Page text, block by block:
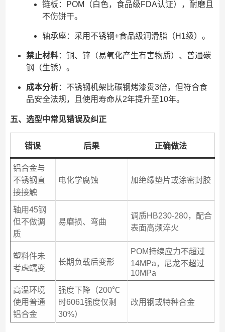
链板：POM（白色，食品级FDA认证），耐磨且
不伤饼干。
轴承座：采用不锈钢+食品级润滑脂（H1级）。
禁止材料：铜、锌（易氧化产生有害物质）、普通碳
钢（生锈）。
成本分析：不锈钢机架比碳钢烤漆贵3倍，但符合食
品安全法规，且使用寿命从2年提升至10年。
五、选型中常见错误及纠正
错误 后果 正确做法
铝合金与
不锈钢直
接接触
电化学腐蚀 加绝缘垫片或涂密封胶
轴用45钢
但不做调
质
易磨损、弯曲
调质HB230-280，配合
表面高频淬火
塑料件未
考虑蠕变
长期负载后变形
POM持续应力不超过
14MPa，尼龙不超过
10MPa
高温环境
使用普通
铝合金
强度下降（200℃
时6061强度仅剩
30%）
改用钢或特种合金